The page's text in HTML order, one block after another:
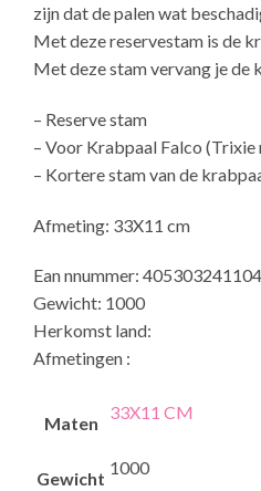
zijn dat de palen wat
Met deze reservestam is de
Met deze stam vervang je de
– Reserve stam
– Voor Krabpaal Falco (Trixie
– Kortere stam van de
Afmeting: 33X11 cm
Ean nnummer:
Gewicht: 1000
Herkomst land:
Afmetingen :
Maten
33X11 CM
Gewicht
1000